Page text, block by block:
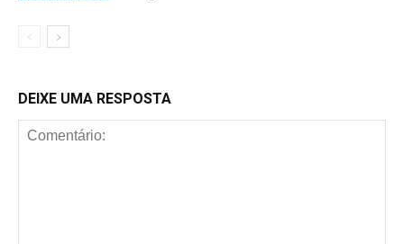
DEIXE UMA RESPOSTA